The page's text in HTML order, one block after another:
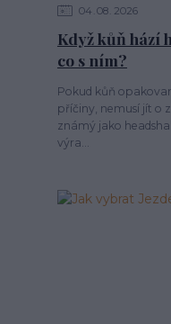
04 08 2026
Když kůň hází
co s ním?
Pokud kůň
příčiny, nemusí jít o
známý jako
výra...